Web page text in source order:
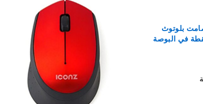
ماوس تى تى اى سبورتس سلكي
RGB جيمنج 5000 نقطة في
البوصة Iris
1.350,00
إضافة إلى السلة